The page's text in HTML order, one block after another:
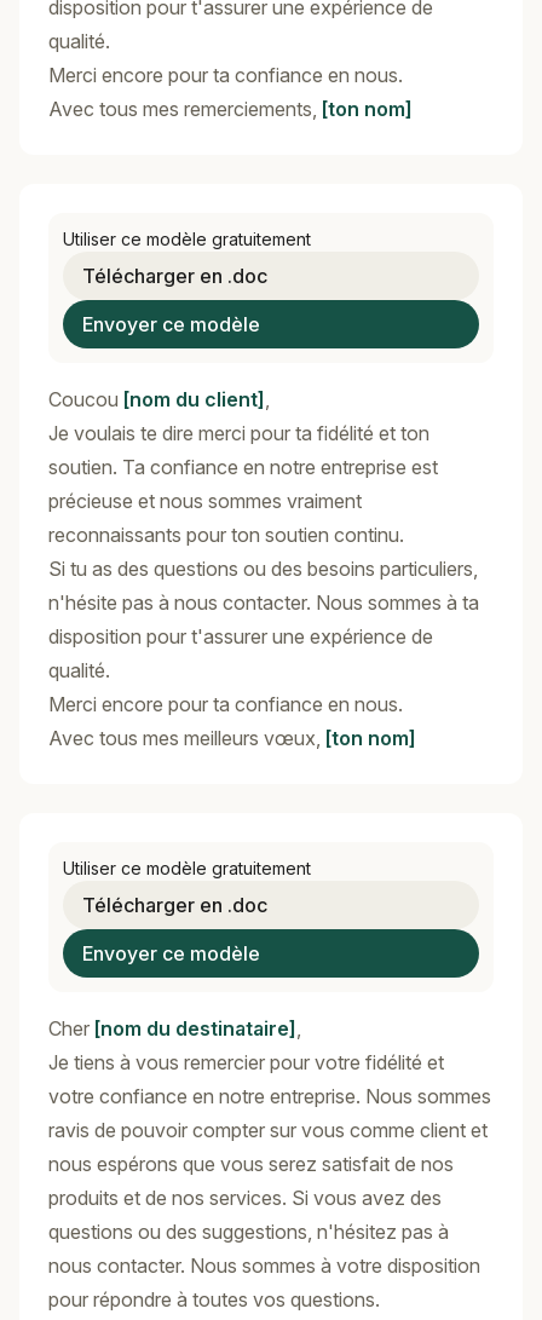
disposition pour t'assurer une expérience de
qualité.
Merci encore pour ta confiance en nous.
Avec tous mes remerciements, [ton nom]
Utiliser ce modèle gratuitement
Télécharger en .doc
Envoyer ce modèle
Coucou [nom du client] ,
Je voulais te dire merci pour ta fidélité et ton
soutien. Ta confiance en notre entreprise est
précieuse et nous sommes vraiment
reconnaissants pour ton soutien continu.
Si tu as des questions ou des besoins particuliers,
n'hésite pas à nous contacter. Nous sommes à ta
disposition pour t'assurer une expérience de
qualité.
Merci encore pour ta confiance en nous.
Avec tous mes meilleurs vœux, [ton nom]
Utiliser ce modèle gratuitement
Télécharger en .doc
Envoyer ce modèle
Cher [nom du destinataire] ,
Je tiens à vous remercier pour votre fidélité et
votre confiance en notre entreprise. Nous sommes
ravis de pouvoir compter sur vous comme client et
nous espérons que vous serez satisfait de nos
produits et de nos services. Si vous avez des
questions ou des suggestions, n'hésitez pas à
nous contacter. Nous sommes à votre disposition
pour répondre à toutes vos questions.